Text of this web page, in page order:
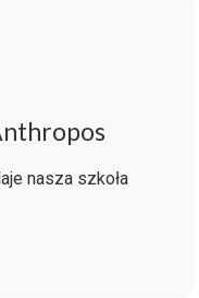
nasza szkoła